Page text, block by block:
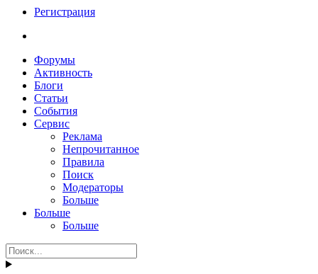
Регистрация
Форумы
Активность
Блоги
Статьи
События
Сервис
Реклама
Непрочитанное
Правила
Поиск
Модераторы
Больше
Больше
Больше